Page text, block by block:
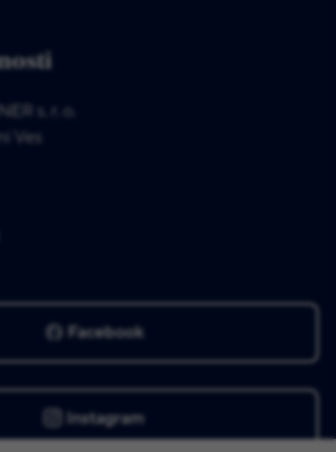
s. r. o.
Ves
Facebook
Instagram